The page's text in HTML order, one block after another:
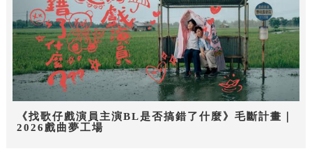
《找歌仔戲演員主演BL是否搞錯了什麼》毛斷計畫｜
2026戲曲夢工場